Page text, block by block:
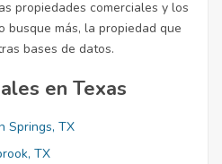
propiedades comerciales y los
busque más, la propiedad que
bases de datos.
en Texas
Springs, TX
TX